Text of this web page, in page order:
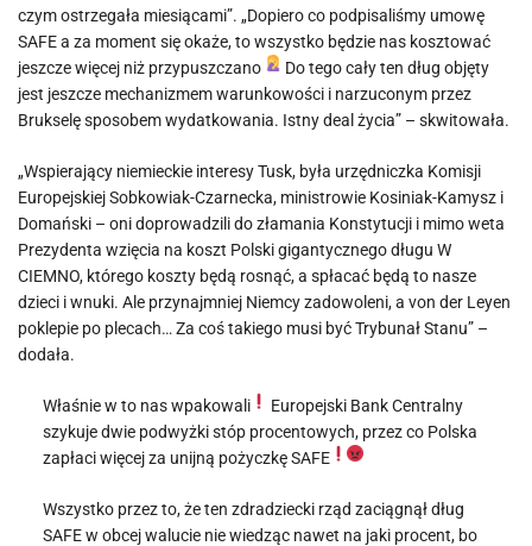
czym ostrzegała miesiącami”. „Dopiero co podpisaliśmy umowę
SAFE a za moment się okaże, to wszystko będzie nas kosztować
jeszcze więcej niż przypuszczano
Do tego cały ten dług objęty
jest jeszcze mechanizmem warunkowości i narzuconym przez
Brukselę sposobem wydatkowania. Istny deal życia” – skwitowała.
„Wspierający niemieckie interesy Tusk, była urzędniczka Komisji
Europejskiej Sobkowiak-Czarnecka, ministrowie Kosiniak-Kamysz i
Domański – oni doprowadzili do złamania Konstytucji i mimo weta
Prezydenta wzięcia na koszt Polski gigantycznego długu W
CIEMNO, którego koszty będą rosnąć, a spłacać będą to nasze
dzieci i wnuki. Ale przynajmniej Niemcy zadowoleni, a von der Leyen
poklepie po plecach… Za coś takiego musi być Trybunał Stanu” –
dodała.
Właśnie w to nas wpakowali
Europejski Bank Centralny
szykuje dwie podwyżki stóp procentowych, przez co Polska
zapłaci więcej za unijną pożyczkę SAFE
Wszystko przez to, że ten zdradziecki rząd zaciągnął dług
SAFE w obcej walucie nie wiedząc nawet na jaki procent, bo